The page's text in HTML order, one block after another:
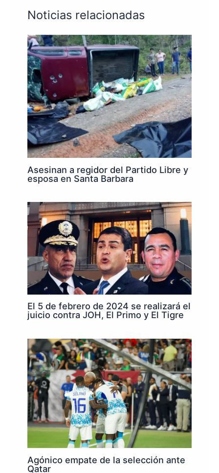
Noticias relacionadas
Asesinan a regidor del Partido Libre y
esposa en Santa Barbara
El 5 de febrero de 2024 se realizará el
juicio contra JOH, El Primo y El Tigre
Agónico empate de la selección ante
Qatar